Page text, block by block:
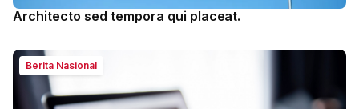
Architecto sed tempora qui placeat.
Berita Nasional